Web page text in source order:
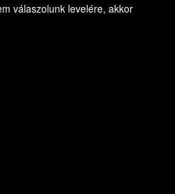
válaszolunk levelére, akkor